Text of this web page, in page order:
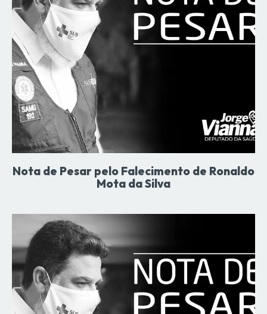
Nota de Pesar pelo Falecimento de Ronaldo
Mota da Silva